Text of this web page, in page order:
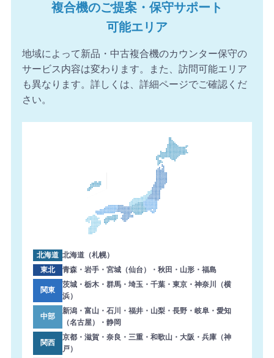
複合機のご提案・保守サポート
可能エリア
地域によって新品・中古複合機のカウンター保守の
サービス内容は変わります。また、訪問可能エリア
も異なります。詳しくは、詳細ページでご確認くだ
さい。
北海道 北海道（札幌）
東北
青森・岩手・宮城（仙台）・秋田・山形・福島
関東
茨城・栃木・群馬・埼玉・千葉・東京・神奈川（横
浜）
中部
新潟・富山・石川・福井・山梨・長野・岐阜・愛知
（名古屋）・静岡
関西
京都・滋賀・奈良・三重・和歌山・大阪・兵庫（神
戸）